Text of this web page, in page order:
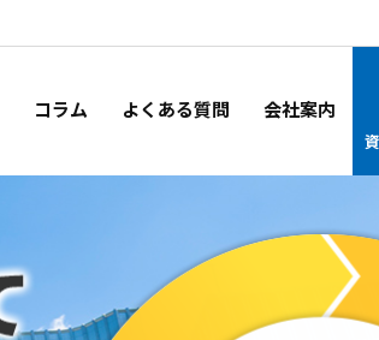
コラム よくある質問 会社案内